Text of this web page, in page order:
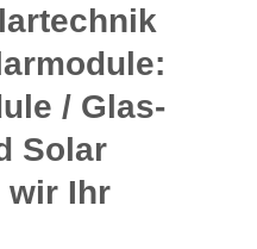
/ Glas-
Solar
wir Ihr